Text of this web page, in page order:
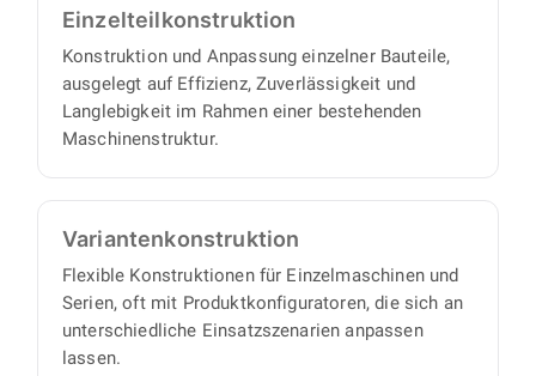
Einzelteil­konstruktion
Konstruktion und Anpassung einzelner Bauteile,
ausgelegt auf Effizienz, Zuverlässigkeit und
Langlebigkeit im Rahmen einer bestehenden
Maschinenstruktur.
Varianten­konstruktion
Flexible Konstruktionen für Einzelmaschinen und
Serien, oft mit Produktkonfiguratoren, die sich an
unterschiedliche Einsatzszenarien anpassen
lassen.